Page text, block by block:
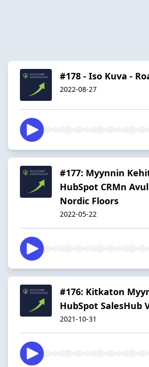
#178 - Iso Kuva -
2022-08-27
#177: Myynnin
HubSpot CRMn
Nordic Floors
2022-05-22
#176: Kitkaton
HubSpot SalesHub
2021-10-31